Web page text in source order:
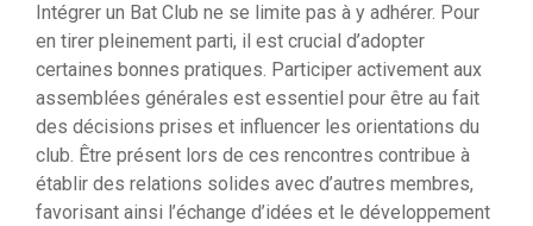
Intégrer un Bat Club ne se limite pas à y adhérer. Pour
en tirer pleinement parti, il est crucial d’adopter
certaines bonnes pratiques. Participer activement aux
assemblées générales est essentiel pour être au fait
des décisions prises et influencer les orientations du
club. Être présent lors de ces rencontres contribue à
établir des relations solides avec d’autres membres,
favorisant ainsi l’échange d’idées et le développement